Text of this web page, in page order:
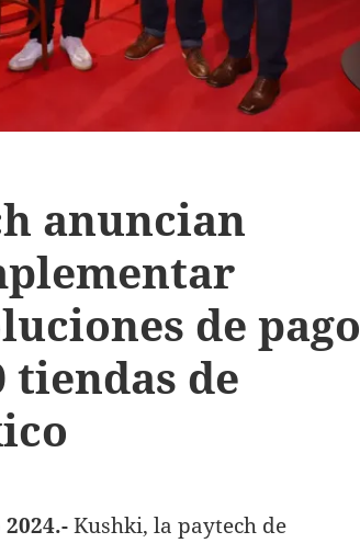
anuncian
de pago
tiendas de
Kushki, la paytech de